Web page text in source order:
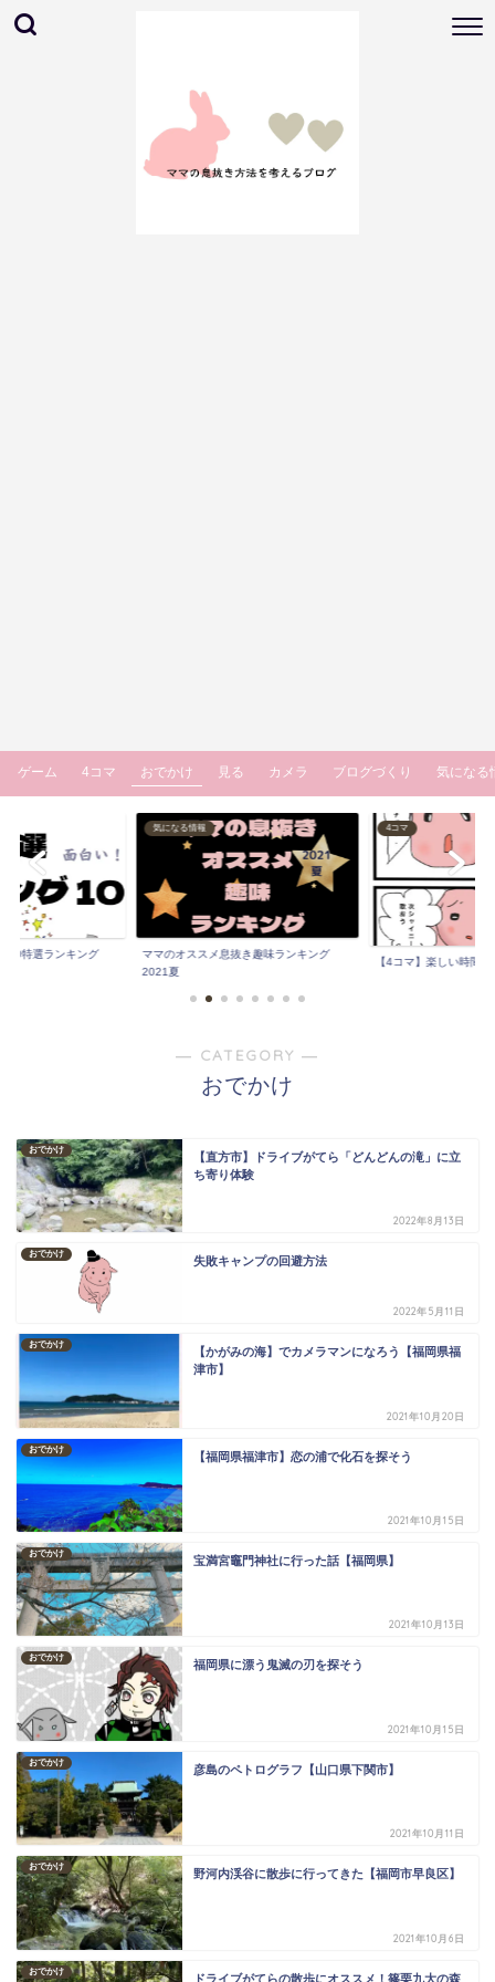
ゲーム 4コマ おでかけ 見る カメラ ブログづくり 気になる
10特選ランキング
気になる情報
ママのオススメ息抜き趣味ランキング
2021夏
4コマ
【4コマ】楽しい時間
― CATEGORY ―
おでかけ
おでかけ
【直方市】ドライブがてら「どんどんの滝」に立
ち寄り体験
2022年8月13日
おでかけ
失敗キャンプの回避方法
2022年5月11日
おでかけ
【かがみの海】でカメラマンになろう【福岡県福
津市】
2021年10月20日
おでかけ
【福岡県福津市】恋の浦で化石を探そう
2021年10月15日
おでかけ
宝満宮竈門神社に行った話【福岡県】
2021年10月13日
おでかけ
福岡県に漂う鬼滅の刃を探そう
2021年10月15日
おでかけ
彦島のペトログラフ【山口県下関市】
2021年10月11日
おでかけ
野河内渓谷に散歩に行ってきた【福岡市早良区】
2021年10月6日
おでかけ
ドライブがてらの散歩にオススメ！篠栗九大の森